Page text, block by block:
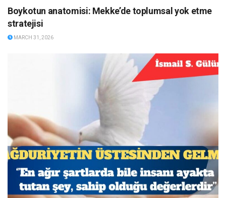
Boykotun anatomisi: Mekke’de toplumsal yok etme
stratejisi
MARCH 31, 2026